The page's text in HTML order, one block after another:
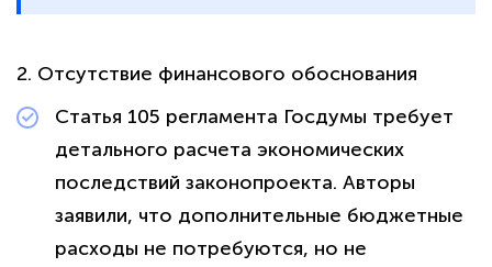
2. Отсутствие финансового обоснования
Статья 105 регламента Госдумы требует
детального расчета экономических
последствий законопроекта. Авторы
заявили, что дополнительные бюджетные
расходы не потребуются, но не